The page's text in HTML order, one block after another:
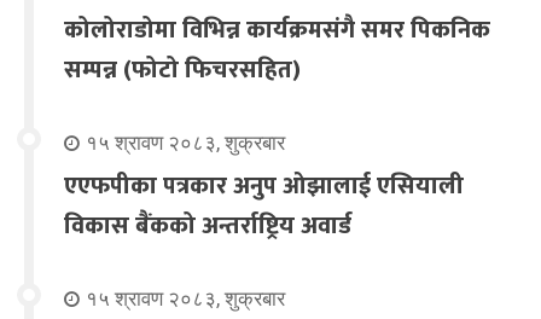
कोलोराडोमा विभिन्न कार्यक्रमसंगै समर पिकनिक
सम्पन्न (फोटो फिचरसहित)
१५ श्रावण २०८३, शुक्रबार
एएफपीका पत्रकार अनुप ओझालाई एसियाली
विकास बैंकको अन्तर्राष्ट्रिय अवार्ड
१५ श्रावण २०८३, शुक्रबार